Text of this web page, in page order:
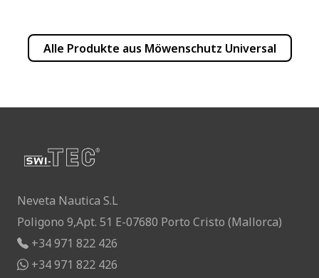
Alle Produkte aus Möwenschutz Universal
Neveta Nautica S.L
Poligono 9,Apt. 51 E-07680 Porto Cristo (Mallorca)
+34 971 822 426
+34 971 822 426